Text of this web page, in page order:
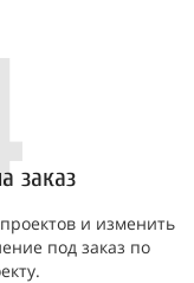
заказ
и изменить
под заказ по